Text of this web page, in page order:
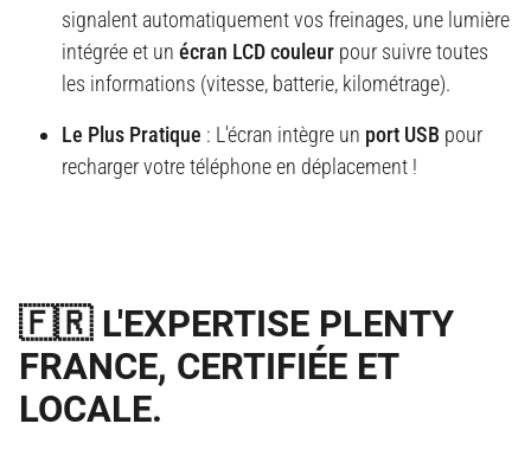
signalent automatiquement vos freinages, une lumière
intégrée et un écran LCD couleur pour suivre toutes
les informations (vitesse, batterie, kilométrage).
Le Plus Pratique : L'écran intègre un port USB pour
recharger votre téléphone en déplacement !
🇫🇷 L'EXPERTISE PLENTY
FRANCE, CERTIFIÉE ET
LOCALE.